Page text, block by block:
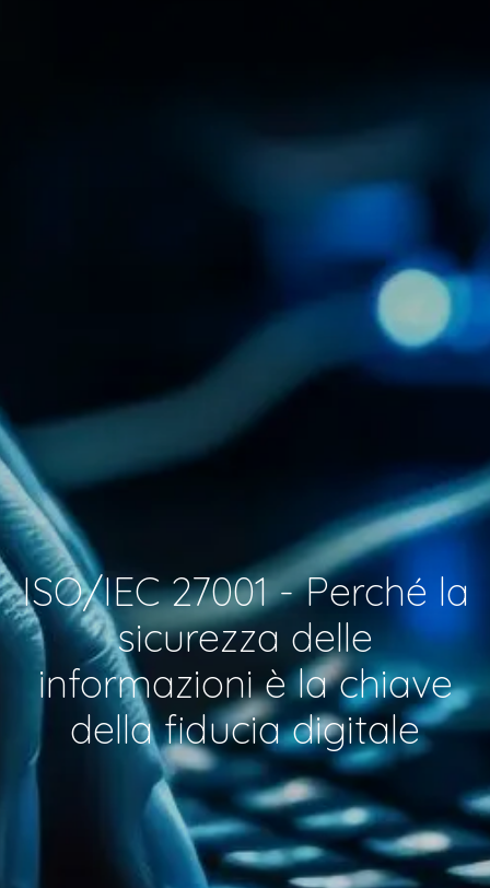
ISO/IEC 27001 - Perché la
sicurezza delle
informazioni è la chiave
della fiducia digitale